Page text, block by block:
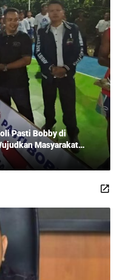
Pasti Bobby di
Masyarakat
Penonton!